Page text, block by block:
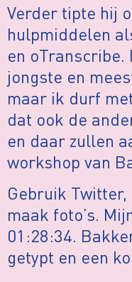
Verder tipte hij
hulpmiddelen
en oTranscribe.
jongste en
maar ik durf
dat ook de
en daar zullen
workshop van
Gebruik
maak foto’s.
01:28:34.
getypt en een